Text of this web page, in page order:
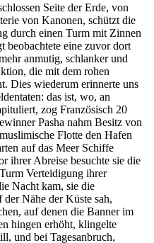
Seite der Erde, von
von Kanonen, schützt die
durch einen Turm mit Zinnen
beobachtete eine zuvor dort
anmutig, schlanker und
die mit dem rohen
Dies wiederum erinnerte uns
das ist, wo, an
zog Französisch 20
Pasha nahm Besitz von
Flotte den Hafen
auf das Meer Schiffe
ihrer Abreise besuchte sie die
Verteidigung ihrer
Nacht kam, sie die
Nähe der Küste sah,
auf denen die Banner im
hingen erhöht, klingelte
und bei Tagesanbruch,